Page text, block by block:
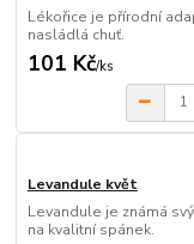
Lékořice je přírodní
nasládlá chuť.
101 Kč/ks
Levandule květ
Levandule je známá
na kvalitní spánek.